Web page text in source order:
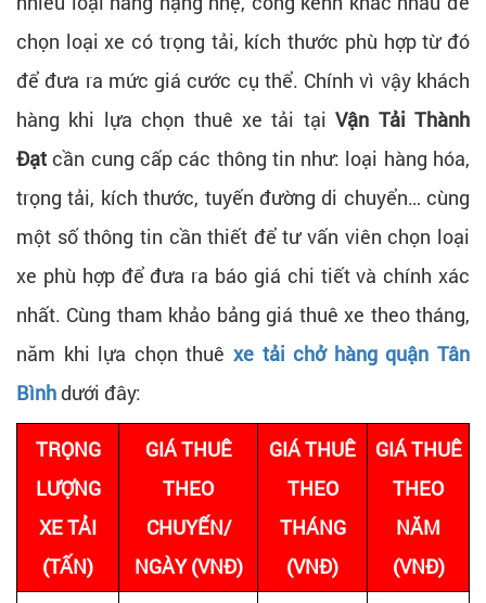
chọn loại xe có trọng tải, kích thước phù hợp từ đó
để đưa ra mức giá cước cụ thể. Chính vì vậy khách
hàng khi lựa chọn thuê xe tải tạiVận Tải Thành
Đạt cần cung cấp các thông tin như: loại hàng hóa,
trọng tải, kích thước, tuyến đường di chuyển… cùng
một số thông tin cần thiết để tư vấn viên chọn loại
xe phù hợp để đưa ra báo giá chi tiết và chính xác
nhất. Cùng tham khảo bảng giá thuê xe theo tháng,
năm khi lựa chọn thuê xe tải chở hàng quận Tân
Bình dưới đây:
TRỌNG
LƯỢNG
XE TẢI
(TẤN)
GIÁ THUÊ
THEO
CHUYẾN/
NGÀY (VNĐ)
GIÁ THUÊ
THEO
THÁNG
(VNĐ)
GIÁ THUÊ
THEO
NĂM
(VNĐ)